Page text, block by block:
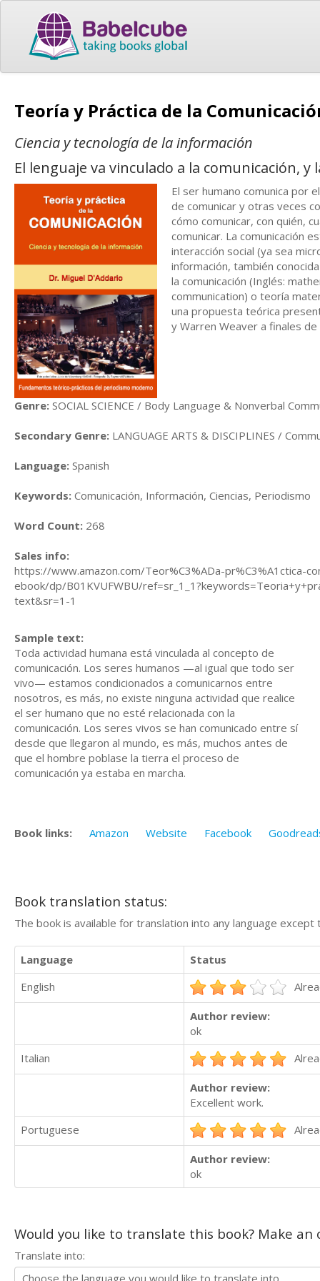
Teoría y Práctica de la
Ciencia y tecnología de la información
El lenguaje va vinculado a la comunicación,
El ser humano comunica por
de comunicar y otras veces
cómo comunicar, con quién,
comunicar. La comunicación
interacción social (ya sea
información, también
la comunicación (Inglés:
communication) o teoría
una propuesta teórica
y Warren Weaver a finales
Genre: SOCIAL SCIENCE / Body Language & Nonverbal
Secondary Genre: LANGUAGE ARTS & DISCIPLINES /
Language: Spanish
Keywords: Comunicación, Información, Ciencias, Periodismo
Word Count: 268
Sales info:
https://www.amazon.com/Teor%C3%ADa-pr%C3%A1ctica-
ebook/dp/B01KVUFWBU/
text&sr=1-1
Sample text:
Toda actividad humana está vinculada al concepto de
comunicación. Los seres humanos —al igual que todo ser
vivo— estamos condicionados a comunicarnos entre
nosotros, es más, no existe ninguna actividad que realice
el ser humano que no esté relacionada con la
comunicación. Los seres vivos se han comunicado entre sí
desde que llegaron al mundo, es más, muchos antes de
que el hombre poblase la tierra el proceso de
comunicación ya estaba en marcha.
Book links: Amazon Website Facebook
Book translation status:
The book is available for translation into any language
Language
Status
English
Author review:
ok
Italian
Author review:
Excellent work.
Portuguese
Author review:
ok
Would you like to translate this book? Make
Translate into: